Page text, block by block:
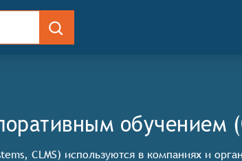
обучением
CLMS) используются в компаниях и